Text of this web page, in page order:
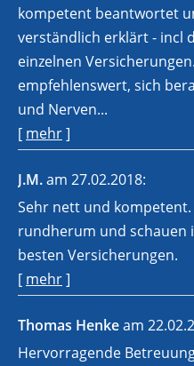
kompetent beantwortet
verständlich erklärt - incl
einzelnen
empfehlenswert, sich
und Nerven...
[ mehr]
J.M.am 27.02.2018:
Sehr nett und
rundherum und schauen
besten Versicherungen.
[ mehr]
Thomas Henkeam
Hervorragende